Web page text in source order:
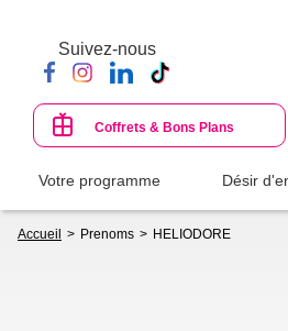
contenu
principal
Suivez-nous
Coffrets & Bons Plans
Votre programme Désir
d'Ariane
Accueil Prenoms HELIODORE